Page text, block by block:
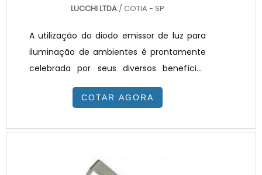
LUCCHI LTDA / COTIA - SP
A utilização do diodo emissor de luz para
iluminação de ambientes é prontamente
celebrada por seus diversos benefícios
dentre variados ambientes, como a
redução do consumo de energia elétrica,
de cores para ambientações e valorização
possibilitada em lugares de necessidade
COTAR AGORA